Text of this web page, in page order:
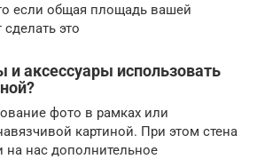
если общая площадь вашей
это
и аксессуары использовать
фото в рамках или
картиной. При этом стена
на нас дополнительное